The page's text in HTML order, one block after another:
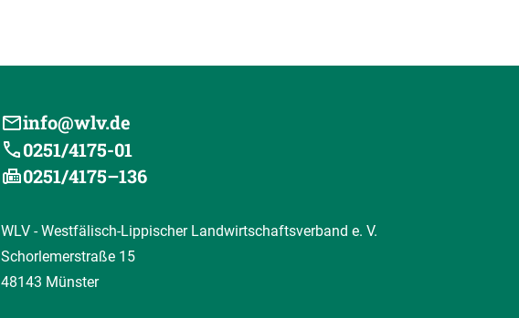
info@wlv.de
0251/4175-01
0251/4175–136
WLV - Westfälisch-Lippischer Landwirtschaftsverband e. V.
Schorlemerstraße 15
48143 Münster